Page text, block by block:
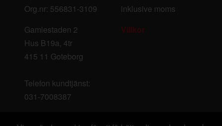
Org.nr: 556831-3109
Gamlestaden 2
Hus B19a, 4tr
415 11 Goteborg
Telefon kundtjänst:
031-7008387
inklusive moms
Villkor